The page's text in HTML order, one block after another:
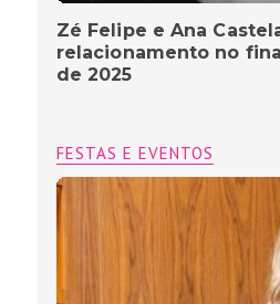
Zé Felipe e Ana
relacionamento no
de 2025
FESTAS E EVENTOS